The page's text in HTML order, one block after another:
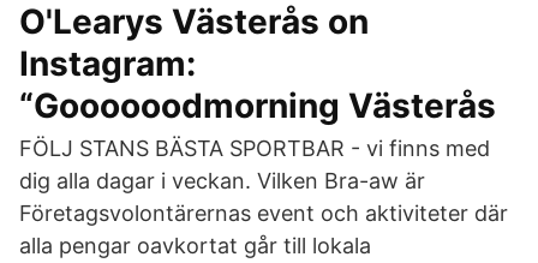
O'Learys Västerås on
Instagram:
“Goooooodmorning Västerås
FÖLJ STANS BÄSTA SPORTBAR - vi finns med
dig alla dagar i veckan. Vilken Bra-aw är
Företagsvolontärernas event och aktiviteter där
alla pengar oavkortat går till lokala